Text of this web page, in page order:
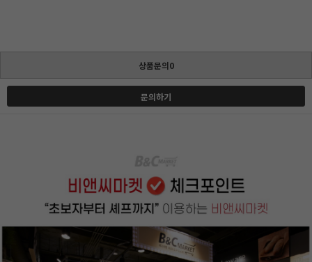
상품문의0
문의하기